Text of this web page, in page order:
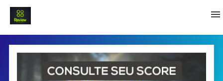
INICIO
Termo e Condições